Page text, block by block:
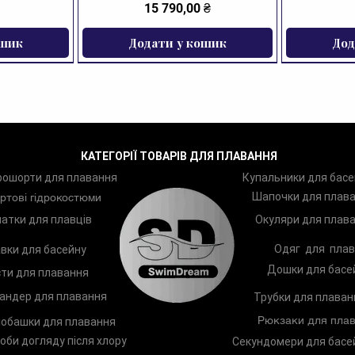
Ціна
15 790,00 ₴
Додати у кошик
Two Шампунь TRISWIM Shampoo Чоловічі
Zoggs Лопатки для плавання Zoggs Дитяче
КАТЕГОРІЇ ТОВАРІВ ДЛЯ ПЛАВАННЯ
для плавання
гідрокостюми
для плавців
Купальники для
Шапочки для
Окуляри для
для басейну
для плавання
Одяг для
Дошки для
для плавання
для плавання
догляду після хлору
Трубки для
Рюкзаки для
Секундомери для